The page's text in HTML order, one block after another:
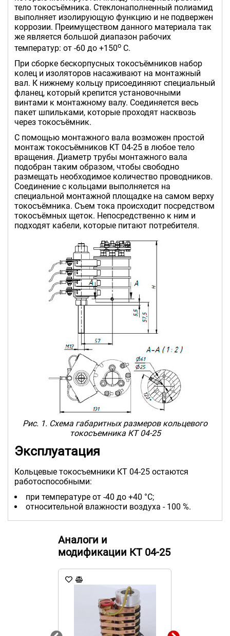
тело токосъёмника. Стеклонаполненный полиамид
выполняет изолирующую функцию и не подвержен
коррозии. Преимуществом данного материала так
же является большой диапазон рабочих
температур: от -60 до +150о С.
При сборке бескорпусных токосъёмников набор
колец и изоляторов насаживают на монтажный
вал. К нижнему кольцу присоединяют специальный
фланец, который крепится установочными
винтами к монтажному валу. Соединяется весь
пакет шпильками, которые проходят насквозь
через токосъёмник.
С помощью монтажного вала возможен простой
монтаж токосъёмников КТ 04-25 в любое тело
вращения. Диаметр трубы монтажного вала
подобран таким образом, чтобы свободно
размещать необходимое количество проводников.
Соединение с кольцами выполняется на
специальной монтажной площадке на самом верху
токосъёмника. Съем тока происходит посредством
токосъёмных щеток. Непосредственно к ним и
подходят кабели, которые питают потребителя.
Рис. 1. Схема габаритных размеров кольцевого
токосъемника КТ 04-25
Эксплуатация
Кольцевые токосъемники КТ 04-25 остаются
работоспособными:
при температуре от -40 до +40 °C;
относительной влажности воздуха - 100 %.
Аналоги и
модификации КТ 04-25